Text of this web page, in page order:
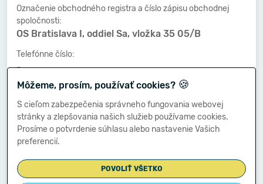
Označenie obchodného registra a číslo zápisu obchodnej
spoločnosti:
OS Bratislava I, oddiel Sa, vložka 35 05/B
Telefónne číslo:
-
Faxové číslo:
-
E-mailová adresa:
-
Zostavená dňa:
Môžeme, prosím, používať cookies? 🍪
S cieľom zabezpečenia správneho fungovania webovej
stránky a zlepšovania našich služieb používame cookies.
Prosíme o potvrdenie súhlasu alebo nastavenie Vašich
preferencií.
POVOLIŤ VŠETKO